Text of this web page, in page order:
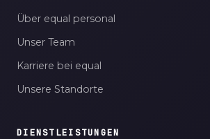
Über equal personal
Unser Team
Karriere bei equal
Unsere Standorte
DIENSTLEISTUNGEN